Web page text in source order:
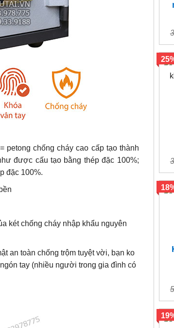
petong chống cháy cao cấp tạo thành
được cấu tạo bằng thép đặc 100%;
đặc 100%.
két chống cháy nhập khẩu nguyên
an toàn chống trộm tuyệt vời, bạn ko
tay (nhiều người trong gia đình có